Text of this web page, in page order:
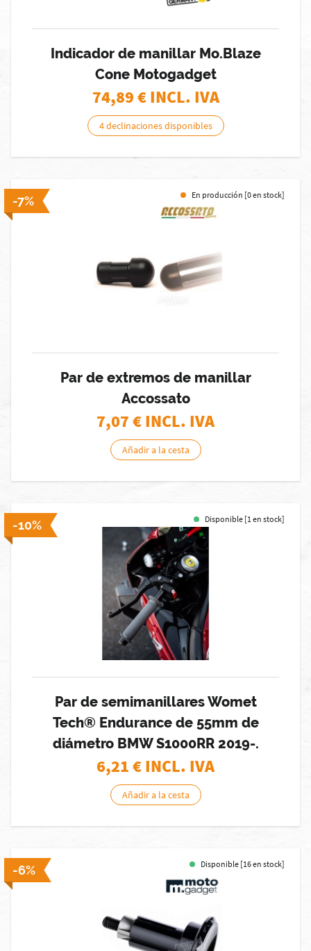
Indicador de manillar Mo.Blaze
Cone Motogadget
74,89€ INCL. IVA
4 declinaciones disponibles
-7% En producción [0 en stock]
Par de extremos de manillar
Accossato
7,07€ INCL. IVA
Añadir a la cesta
-10% Disponible [1 en stock]
Par de semimanillares Womet
Tech® Endurance de 55mm de
diámetro BMW S1000RR 2019-.
6,21€ INCL. IVA
Añadir a la cesta
-6% Disponible [16 en stock]